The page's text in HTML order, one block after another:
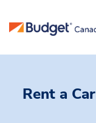
Rent a Car